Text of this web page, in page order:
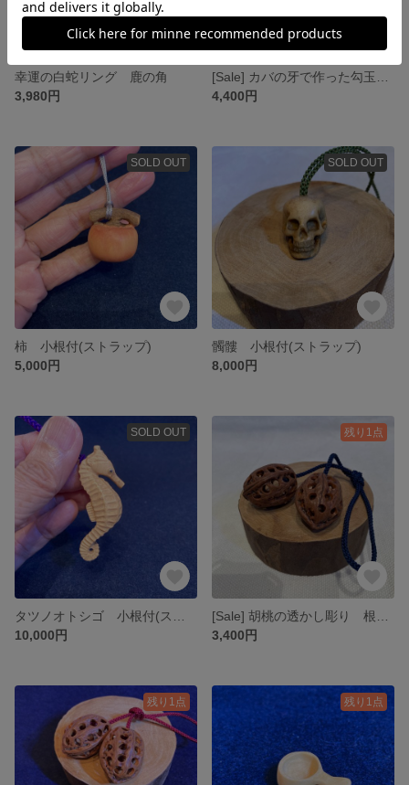
幸運の白蛇リング 鹿の角
3,980円
4,400円
SOLD OUT
柿 小根付(ストラップ)
5,000円
SOLD OUT
髑髏 小根付(ストラップ)
8,000円
SOLD OUT
10,000円
残り1点
3,400円
残り1点 残り1点